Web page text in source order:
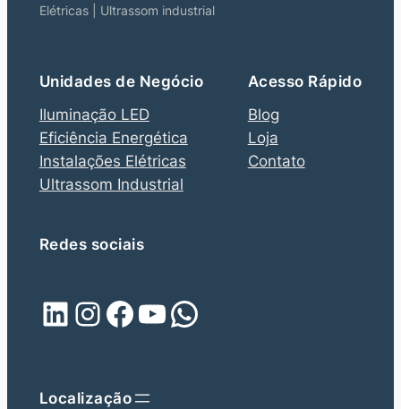
Elétricas | Ultrassom industrial
Unidades de Negócio
Iluminação LED
Eficiência Energética
Instalações Elétricas
Ultrassom Industrial
Acesso Rápido
Blog
Loja
Contato
Redes sociais
LinkedIn Instagram Facebook Youtube WhatsApp
Localização